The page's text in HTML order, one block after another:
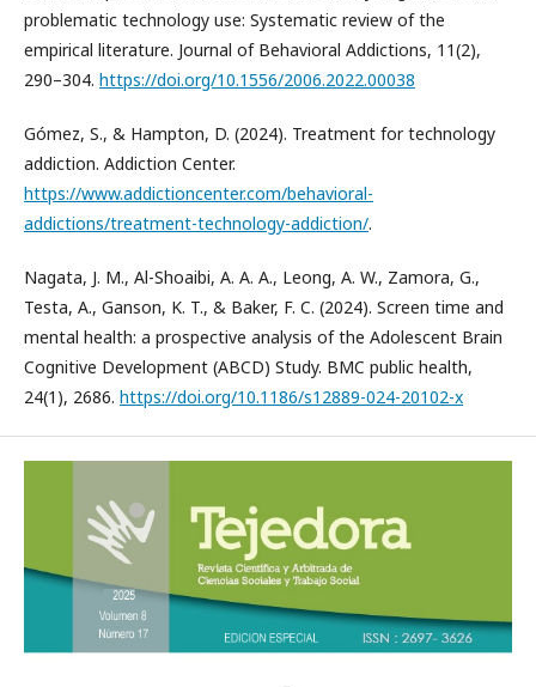
problematic technology use: Systematic review of the
empirical literature. Journal of Behavioral Addictions, 11(2),
290–304. https://doi.org/10.1556/2006.2022.00038
Gómez, S., & Hampton, D. (2024). Treatment for technology
addiction. Addiction Center.
https://www.addictioncenter.com/behavioral-
addictions/treatment-technology-addiction/.
Nagata, J. M., Al-Shoaibi, A. A. A., Leong, A. W., Zamora, G.,
Testa, A., Ganson, K. T., & Baker, F. C. (2024). Screen time and
mental health: a prospective analysis of the Adolescent Brain
Cognitive Development (ABCD) Study. BMC public health,
24(1), 2686. https://doi.org/10.1186/s12889-024-20102-x